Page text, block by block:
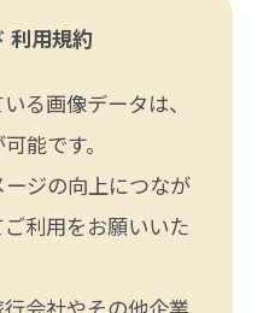
利用規約
る画像データは、
能です。
ジの向上につなが
利用をお願いいた